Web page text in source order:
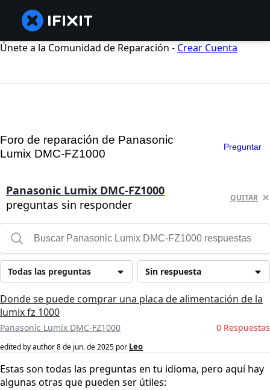
Únete a la Comunidad de Reparación - Crear Cuenta
Foro de reparación de Panasonic
Lumix DMC-FZ1000
Preguntar
Panasonic Lumix DMC-FZ1000
preguntas sin responder
QUITAR
Sin respuesta
Todas las preguntas
Donde se puede comprar una placa de alimentación de la
lumix fz 1000
Panasonic Lumix DMC-FZ1000 0 Respuestas
edited by author8 de jun. de 2025 por Leo
Estas son todas las preguntas en tu idioma, pero aquí hay
algunas otras que pueden ser útiles: